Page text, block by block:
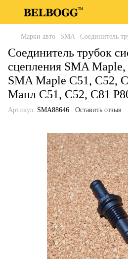
Марки авто SMA Соединитель
Соединитель трубок
сцепления SMA
SMA Maple C51, C52,
Мапл С51, С52, С81
Артикул: SMA88646 Оставить отзыв